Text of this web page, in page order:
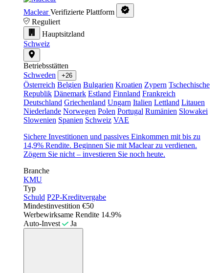
Maclear Verifizierte Plattform
Reguliert
Hauptsitzland
Schweiz
Betriebsstätten
Schweden
+26
Österreich Belgien Bulgarien Kroatien Zypern Tschechische
Republik Dänemark Estland Finnland Frankreich
Deutschland Griechenland Ungarn Italien Lettland Litauen
Niederlande Norwegen Polen Portugal Rumänien Slowakei
Slowenien Spanien Schweiz VAE
Sichere Investitionen und passives Einkommen mit bis zu
14,9% Rendite. Beginnen Sie mit Maclear zu verdienen.
Zögern Sie nicht – investieren Sie noch heute.
Branche
KMU
Typ
Schuld P2P-Kreditvergabe
Mindestinvestition €50
Werbewirksame Rendite 14.9%
Auto-Invest
Ja